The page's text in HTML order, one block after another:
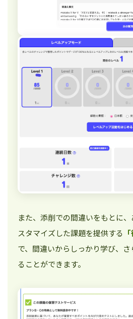
また、添削での間違いをもとに
スタマイズした課題を提供する
で、間違いからしっかり学び、
ることができます。